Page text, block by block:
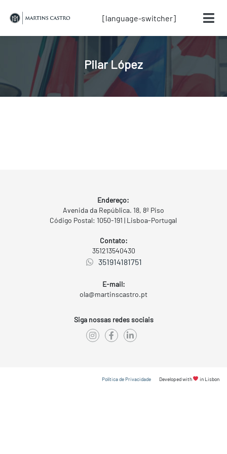
[language-switcher]
Pilar López
Endereço:
Avenida da República. 18, 8º Piso
Código Postal: 1050-191 | Lisboa-Portugal
Contato:
351213540430
351914181751
E-mail:
ola@martinscastro.pt
Siga nossas redes sociais
Política de Privacidade Developed with in Lisbon